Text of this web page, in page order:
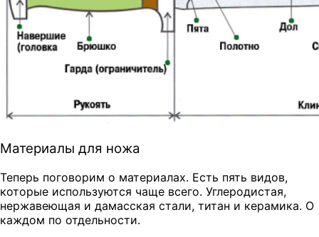
Материалы для ножа
Теперь поговорим о материалах. Есть пять видов,
которые используются чаще всего. Углеродистая,
нержавеющая и дамасская стали, титан и керамика. О
каждом по отдельности.